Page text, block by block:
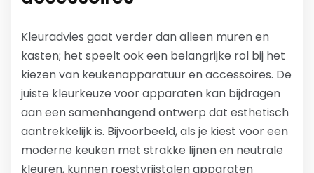
Kleuradvies gaat verder dan alleen muren en
kasten; het speelt ook een belangrijke rol bij het
kiezen van keukenapparatuur en accessoires. De
juiste kleurkeuze voor apparaten kan bijdragen
aan een samenhangend ontwerp dat esthetisch
aantrekkelijk is. Bijvoorbeeld, als je kiest voor een
moderne keuken met strakke lijnen en neutrale
kleuren, kunnen roestvrijstalen apparaten